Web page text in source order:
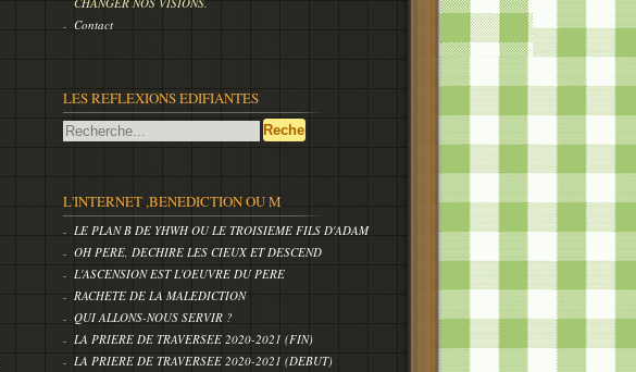
Contact
LES REFLEXIONS EDIFIANTES
L'INTERNET ,BENEDICTION OU M
LE PLAN B DE YHWH OU LE TROISIEME FILS D'ADAM
OH PERE, DECHIRE LES CIEUX ET DESCEND
L'ASCENSION EST L'OEUVRE DU PERE
RACHETE DE LA MALEDICTION
QUI ALLONS-NOUS SERVIR ?
LA PRIERE DE TRAVERSEE 2020-2021 (FIN)
LA PRIERE DE TRAVERSEE 2020-2021 (DEBUT)